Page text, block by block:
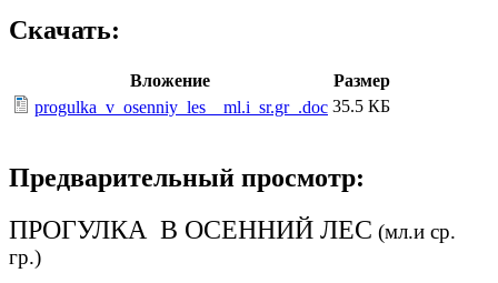
Скачать:
Вложение
Размер
progulka_v_osenniy_les__ml.i_sr.gr_.doc 35.5 КБ
Предварительный просмотр:
ПРОГУЛКА В ОСЕННИЙ ЛЕС (мл.и ср.
гр.)